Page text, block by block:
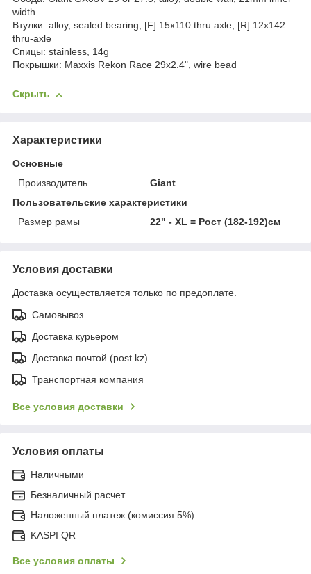
width
Втулки: alloy, sealed bearing, [F] 15x110 thru axle, [R] 12x142
thru-axle
Спицы: stainless, 14g
Покрышки: Maxxis Rekon Race 29x2.4", wire bead
Скрыть
Характеристики
Основные
Производитель
Giant
Пользовательские характеристики
Размер рамы
22" - XL = Рост (182-192)см
Условия доставки
Доставка осуществляется только по предоплате.
Самовывоз
Доставка курьером
Доставка почтой (post.kz)
Транспортная компания
Все условия доставки
Условия оплаты
Наличными
Безналичный расчет
Наложенный платеж (комиссия 5%)
KASPI QR
Все условия оплаты